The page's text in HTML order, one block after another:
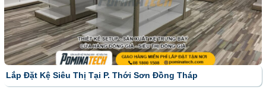
Lắp Đặt Kệ Siêu Thị Tại P. Thới Sơn Đồng Tháp